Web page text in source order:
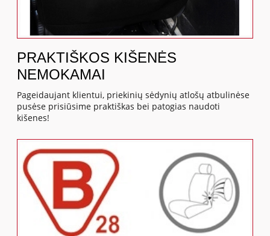
PRAKTIŠKOS KIŠENĖS
NEMOKAMAI
Pageidaujant klientui, priekinių sėdynių atlošų atbulinėse
pusėse prisiūsime praktiškas bei patogias naudoti
kišenes!